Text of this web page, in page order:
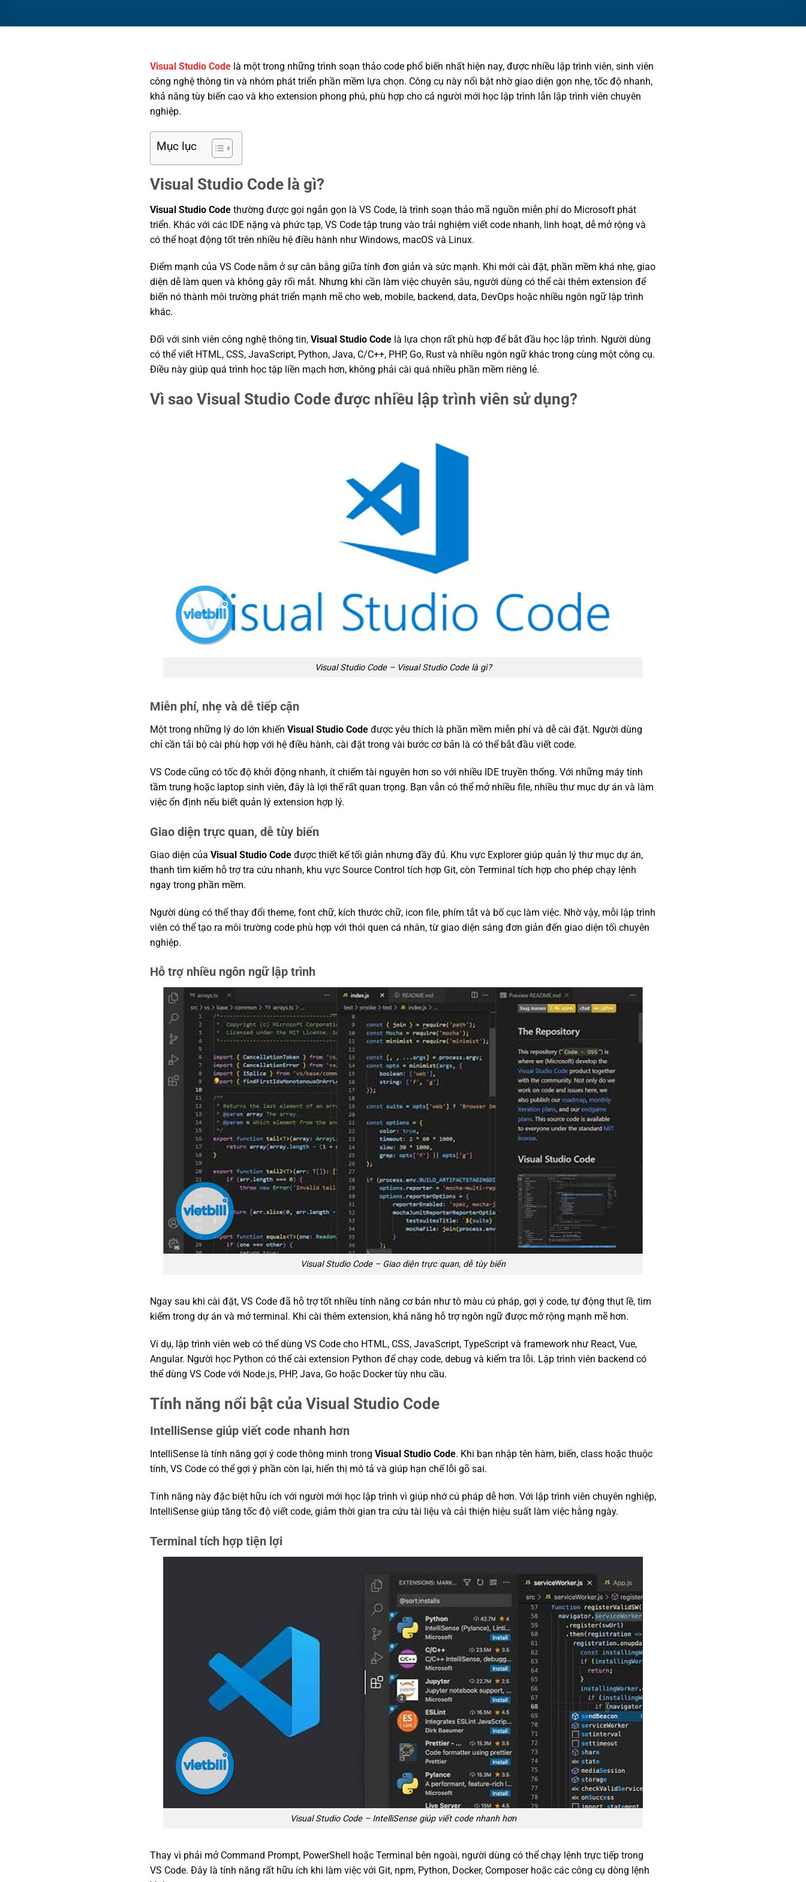
Visual Studio Codelà một trong những trình soạn thảo code phổ biến nhất hiện nay, được nhiều lập trình viên, sinh viên
công nghệ thông tin và nhóm phát triển phần mềm lựa chọn. Công cụ này nổi bật nhờ giao diện gọn nhẹ, tốc độ nhanh,
khả năng tùy biến cao và kho extension phong phú, phù hợp cho cả người mới học lập trình lẫn lập trình viên chuyên
nghiệp.
Mục lục
Visual Studio Code là gì?
Visual Studio Codethường được gọi ngắn gọn là VS Code, là trình soạn thảo mã nguồn miễn phí do Microsoft phát
triển. Khác với các IDE nặng và phức tạp, VS Code tập trung vào trải nghiệm viết code nhanh, linh hoạt, dễ mở rộng và
có thể hoạt động tốt trên nhiều hệ điều hành như Windows, macOS và Linux.
Điểm mạnh của VS Code nằm ở sự cân bằng giữa tính đơn giản và sức mạnh. Khi mới cài đặt, phần mềm khá nhẹ, giao
diện dễ làm quen và không gây rối mắt. Nhưng khi cần làm việc chuyên sâu, người dùng có thể cài thêm extension để
biến nó thành môi trường phát triển mạnh mẽ cho web, mobile, backend, data, DevOps hoặc nhiều ngôn ngữ lập trình
khác.
Đối với sinh viên công nghệ thông tin, Visual Studio Codelà lựa chọn rất phù hợp để bắt đầu học lập trình. Người dùng
có thể viết HTML, CSS, JavaScript, Python, Java, C/C++, PHP, Go, Rust và nhiều ngôn ngữ khác trong cùng một công cụ.
Điều này giúp quá trình học tập liền mạch hơn, không phải cài quá nhiều phần mềm riêng lẻ.
Vì sao Visual Studio Code được nhiều lập trình viên sử dụng?
Visual Studio Code – Visual Studio Code là gì?
Miễn phí, nhẹ và dễ tiếp cận
Một trong những lý do lớn khiến Visual Studio Codeđược yêu thích là phần mềm miễn phí và dễ cài đặt. Người dùng
chỉ cần tải bộ cài phù hợp với hệ điều hành, cài đặt trong vài bước cơ bản là có thể bắt đầu viết code.
VS Code cũng có tốc độ khởi động nhanh, ít chiếm tài nguyên hơn so với nhiều IDE truyền thống. Với những máy tính
tầm trung hoặc laptop sinh viên, đây là lợi thế rất quan trọng. Bạn vẫn có thể mở nhiều file, nhiều thư mục dự án và làm
việc ổn định nếu biết quản lý extension hợp lý.
Giao diện trực quan, dễ tùy biến
Giao diện của Visual Studio Codeđược thiết kế tối giản nhưng đầy đủ. Khu vực Explorer giúp quản lý thư mục dự án,
thanh tìm kiếm hỗ trợ tra cứu nhanh, khu vực Source Control tích hợp Git, còn Terminal tích hợp cho phép chạy lệnh
ngay trong phần mềm.
Người dùng có thể thay đổi theme, font chữ, kích thước chữ, icon file, phím tắt và bố cục làm việc. Nhờ vậy, mỗi lập trình
viên có thể tạo ra môi trường code phù hợp với thói quen cá nhân, từ giao diện sáng đơn giản đến giao diện tối chuyên
nghiệp.
Hỗ trợ nhiều ngôn ngữ lập trình
Visual Studio Code – Giao diện trực quan, dễ tùy biến
Ngay sau khi cài đặt, VS Code đã hỗ trợ tốt nhiều tính năng cơ bản như tô màu cú pháp, gợi ý code, tự động thụt lề, tìm
kiếm trong dự án và mở terminal. Khi cài thêm extension, khả năng hỗ trợ ngôn ngữ được mở rộng mạnh mẽ hơn.
Ví dụ, lập trình viên web có thể dùng VS Code cho HTML, CSS, JavaScript, TypeScript và framework như React, Vue,
Angular. Người học Python có thể cài extension Python để chạy code, debug và kiểm tra lỗi. Lập trình viên backend có
thể dùng VS Code với Node.js, PHP, Java, Go hoặc Docker tùy nhu cầu.
Tính năng nổi bật của Visual Studio Code
IntelliSense giúp viết code nhanh hơn
IntelliSense là tính năng gợi ý code thông minh trong Visual Studio Code. Khi bạn nhập tên hàm, biến, class hoặc thuộc
tính, VS Code có thể gợi ý phần còn lại, hiển thị mô tả và giúp hạn chế lỗi gõ sai.
Tính năng này đặc biệt hữu ích với người mới học lập trình vì giúp nhớ cú pháp dễ hơn. Với lập trình viên chuyên nghiệp,
IntelliSense giúp tăng tốc độ viết code, giảm thời gian tra cứu tài liệu và cải thiện hiệu suất làm việc hằng ngày.
Terminal tích hợp tiện lợi
Visual Studio Code – IntelliSense giúp viết code nhanh hơn
Thay vì phải mở Command Prompt, PowerShell hoặc Terminal bên ngoài, người dùng có thể chạy lệnh trực tiếp trong
VS Code. Đây là tính năng rất hữu ích khi làm việc với Git, npm, Python, Docker, Composer hoặc các công cụ dòng lệnh